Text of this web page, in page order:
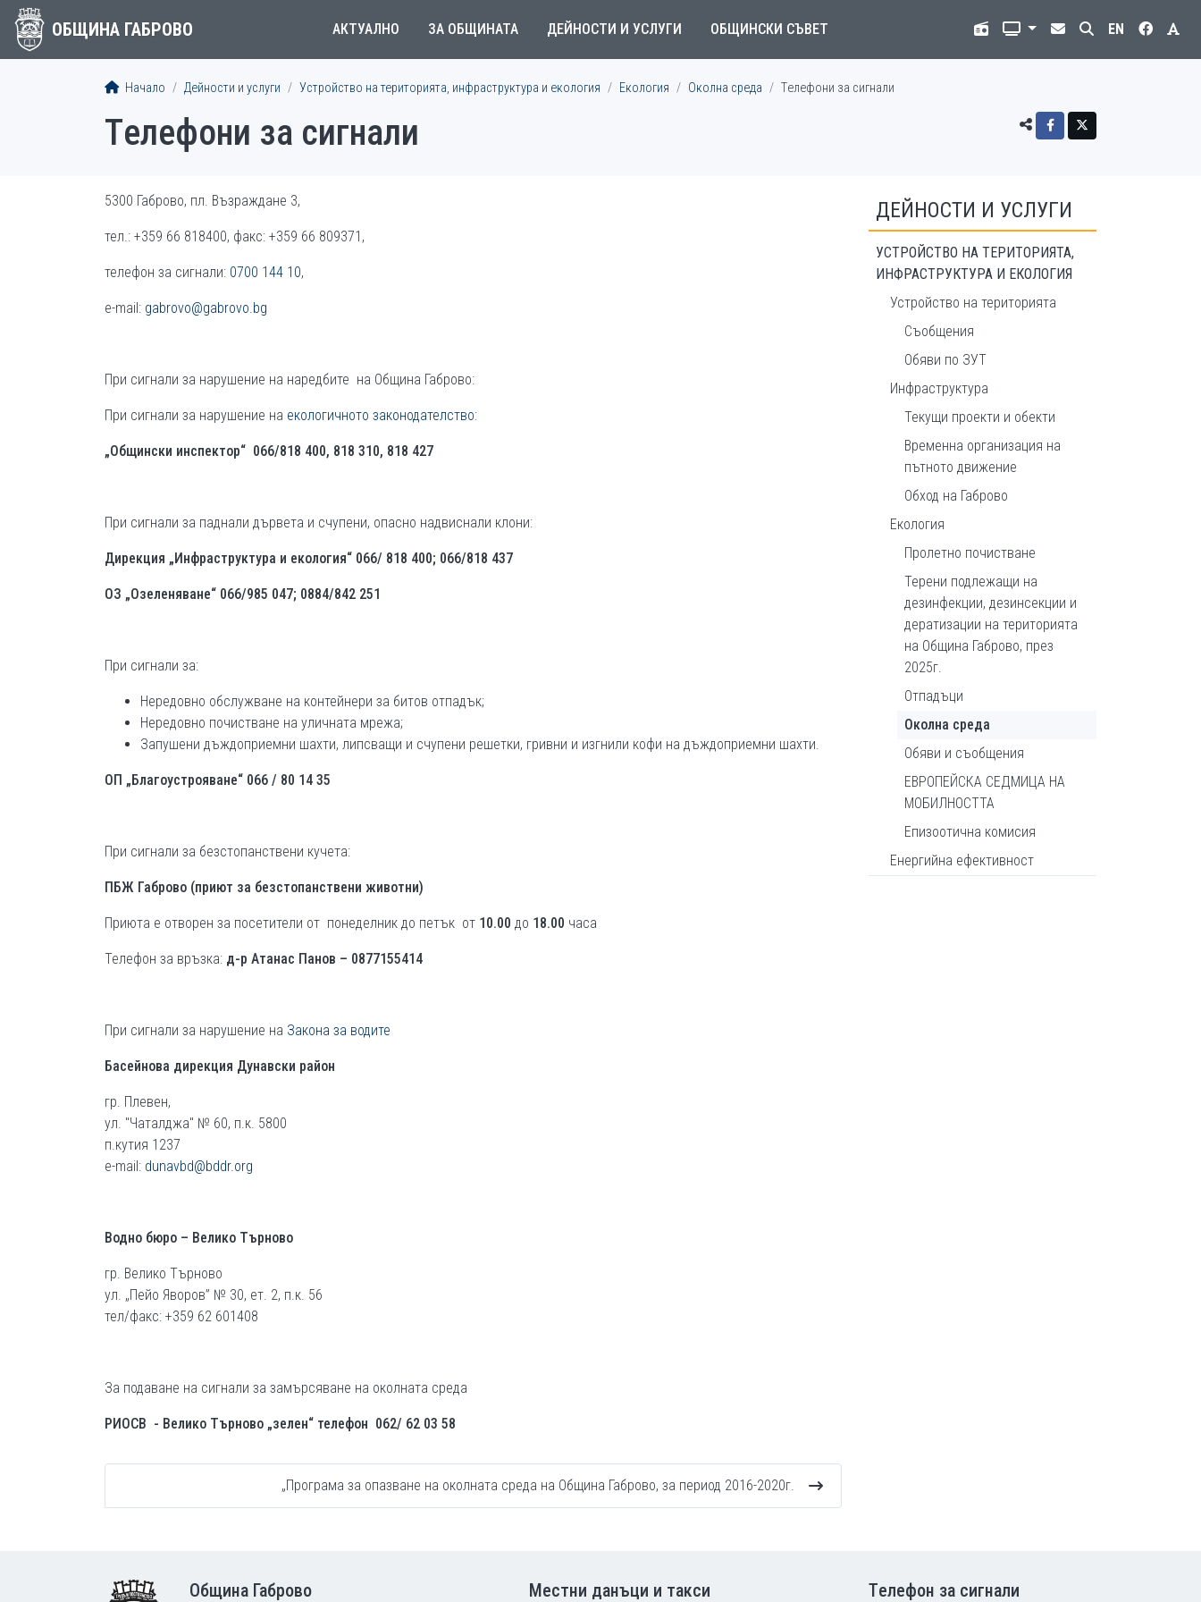
ОБЩИНА ГАБРОВО АКТУАЛНО ЗА ОБЩИНАТА ДЕЙНОСТИ И УСЛУГИ ОБЩИНСКИ СЪВЕТ EN
Начало Дейности и услуги Устройство на територията, инфраструктура и екология Екология Околна среда Tелефони за сигнали
Tелефони за сигнали
5300 Габрово, пл. Възраждане 3,
тел.: +359 66 818400, факс: +359 66 809371,
телефон за сигнали: 0700 144 10,
e-mail: gabrovo@gabrovo.bg
При сигнали за нарушение на наредбите на Община Габрово:
При сигнали за нарушение на екологичното законодателство:
„Общински инспектор“ 066/818 400, 818 310, 818 427
При сигнали за паднали дървета и счупени, опасно надвиснали клони:
Дирекция „Инфраструктура и екология“ 066/ 818 400; 066/818 437
ОЗ „Озеленяване“ 066/985 047; 0884/842 251
При сигнали за:
Нередовно обслужване на контейнери за битов отпадък;
Нередовно почистване на уличната мрежа;
Запушени дъждоприемни шахти, липсващи и счупени решетки, гривни и изгнили кофи на дъждоприемни шахти.
ОП „Благоустрояване“ 066 / 80 14 35
При сигнали за безстопанствени кучета:
ПБЖ Габрово (приют за безстопанствени животни)
Приюта е отворен за посетители от понеделник до петък от 10.00 до 18.00 часа
Телефон за връзка: д-р Атанас Панов – 0877155414
При сигнали за нарушение на Закона за водите
Басейнова дирекция Дунавски район
гр. Плевен,
ул. "Чаталджа" № 60, п.к. 5800
п.кутия 1237
e-mail: dunavbd@bddr.org
Водно бюро – Велико Търново
гр. Велико Търново
ул. „Пейо Яворов” № 30, ет. 2, п.к. 56
тел/факс: +359 62 601408
За подаване на сигнали за замърсяване на околната среда
РИОСВ - Велико Търново „зелен“ телефон 062/ 62 03 58
„Програма за опазване на околната среда на Община Габрово, за период 2016-2020г.
ДЕЙНОСТИ И УСЛУГИ
УСТРОЙСТВО НА ТЕРИТОРИЯТА,
ИНФРАСТРУКТУРА И ЕКОЛОГИЯ
Устройство на територията
Съобщения
Обяви по ЗУТ
Инфраструктура
Текущи проекти и обекти
Временна организация на
пътното движение
Обход на Габрово
Екология
Пролетно почистване
Терени подлежащи на
дезинфекции, дезинсекции и
дератизации на територията
на Община Габрово, през
2025г.
Отпадъци
Околна среда
Обяви и съобщения
ЕВРОПЕЙСКА СЕДМИЦА НА
МОБИЛНОСТТА
Епизоотична комисия
Енергийна ефективност
Община Габрово Местни данъци и такси Tелефон за сигнали